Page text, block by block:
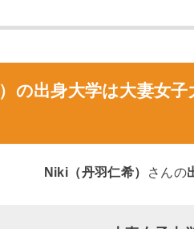
の出身大学は大妻女
Niki（丹羽仁希） さんの